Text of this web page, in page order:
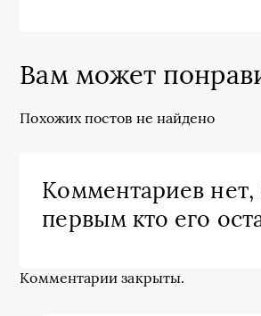
Вам может
Похожих постов не найдено
Комментариев нет,
первым кто его
Комментарии закрыты.